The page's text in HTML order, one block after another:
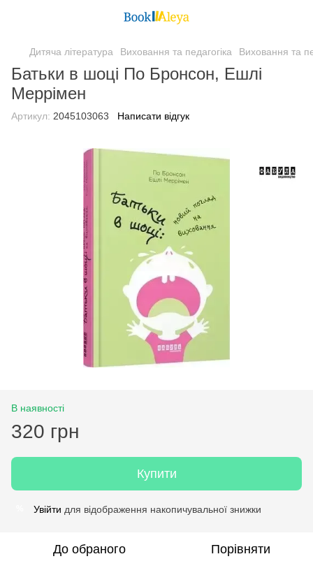
Дитяча література Виховання та педагогіка Виховання та
Батьки в шоці По Бронсон, Ешлі
Меррімен
Артикул: 2045103063 Написати відгук
В наявності
320 грн
Купити
Увійти для відображення накопичувальної знижки
До обраного Порівняти